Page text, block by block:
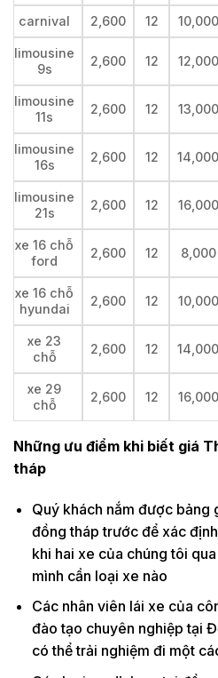
carnival 2,600 12 10,000
limousine
9s
2,600 12 12,000
limousine
11s
2,600 12 13,000
limousine
16s
2,600 12 14,000
limousine
21s
2,600 12 16,000
xe 16 chỗ
ford
2,600 12 8,000
xe 16 chỗ
hyundai
2,600 12 10,000
xe 23
chỗ
2,600 12 14,000
xe 29
chỗ
2,600 12 16,000
Những ưu điểm khi biết giá
tháp
Quý khách nắm được bảng
đồng tháp trước để xác
khi hai xe của chúng tôi
mình cần loại xe nào
Các nhân viên lái xe của
đào tạo chuyên nghiệp tại
có thể trải nghiệm đi một